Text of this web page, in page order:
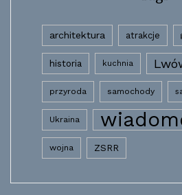
architektura atrakcje
historia kuchnia
przyroda samochody
Ukraina
wojna ZSRR